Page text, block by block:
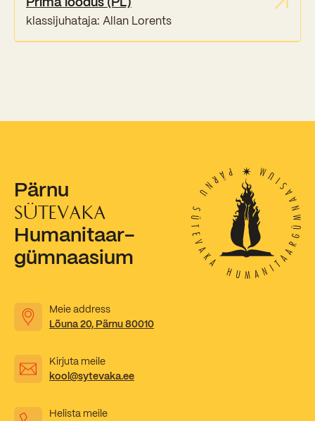
klassijuhataja: Allan Lorents
Pärnu
SÜTEVAKA
Humanitaar-
gümnaasium
Meie address
Lõuna 20, Pärnu 80010
Kirjuta meile
kool@sytevaka.ee
Helista meile